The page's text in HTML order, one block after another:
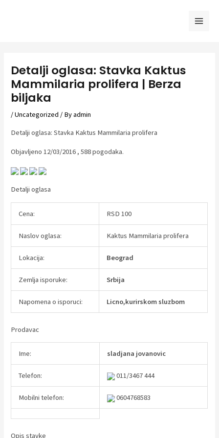
Detalji oglasa: Stavka Kaktus
Mammilaria prolifera | Berza
biljaka
/Uncategorized / Byadmin
Detalji oglasa: Stavka Kaktus Mammilaria prolifera
Objavljeno 12/03/2016 , 588 pogodaka.
Detalji oglasa
Cena: RSD 100
Naslov oglasa: Kaktus Mammilaria prolifera
Lokacija: Beograd
Zemlja isporuke: Srbija
Napomena o isporuci: Licno,kurirskom sluzbom
Prodavac
Ime: sladjana jovanovic
Telefon: 011/3467 444
Mobilni telefon: 0604768583
Opis stavke